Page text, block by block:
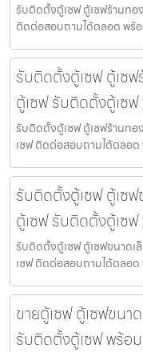
รับติดตั้งตู้เซฟ ตู้เซฟร้านทอ
ติดต่อสอบถามได้ตลอด พร้
รับติดตั้งตู้เซฟ ตู้เซ
ตู้เซฟ รับติดตั้งตู้เซ
รับติดตั้งตู้เซฟ ตู้เซฟร้านท
เซฟ ติดต่อสอบถามได้ตลอด
รับติดตั้งตู้เซฟ ตู้เซ
ตู้เซฟ รับติดตั้งตู้เซ
รับติดตั้งตู้เซฟ ตู้เซฟขนาด
เซฟ ติดต่อสอบถามได้ตลอด
ขายตู้เซฟ ตู้เซฟขนา
รับติดตั้งตู้เซฟ พร้อ